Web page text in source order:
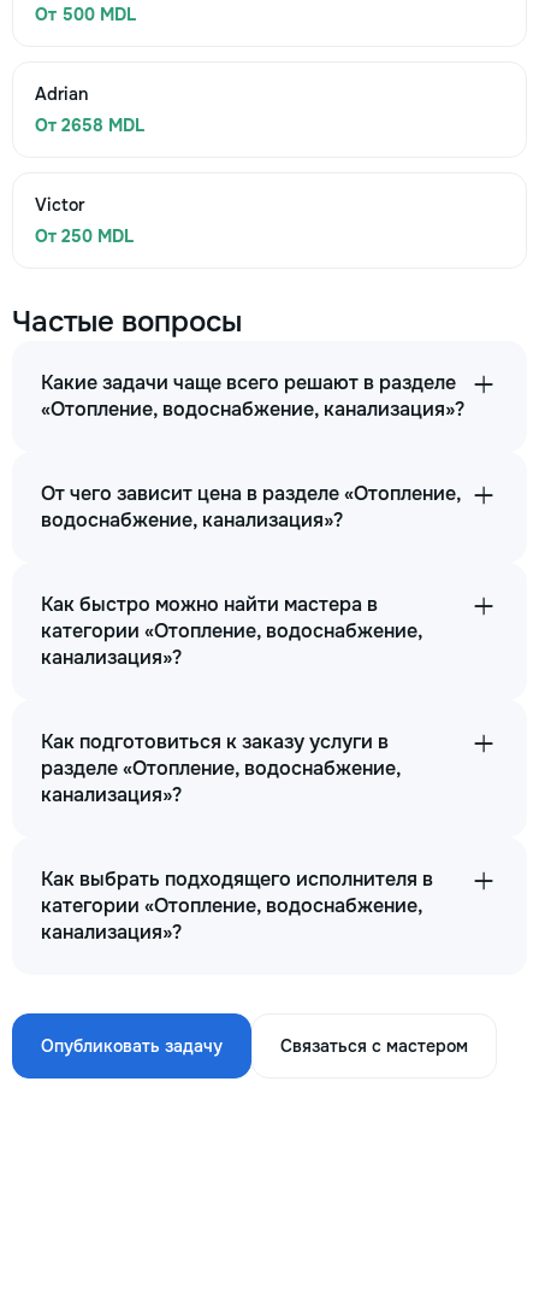
От 500 MDL
Adrian
От 2658 MDL
Victor
От 250 MDL
Частые вопросы
Какие задачи чаще всего решают в разделе
«Отопление, водоснабжение, канализация»?
От чего зависит цена в разделе «Отопление,
водоснабжение, канализация»?
Как быстро можно найти мастера в
категории «Отопление, водоснабжение,
канализация»?
Как подготовиться к заказу услуги в
разделе «Отопление, водоснабжение,
канализация»?
Как выбрать подходящего исполнителя в
категории «Отопление, водоснабжение,
канализация»?
Опубликовать задачу Связаться с мастером